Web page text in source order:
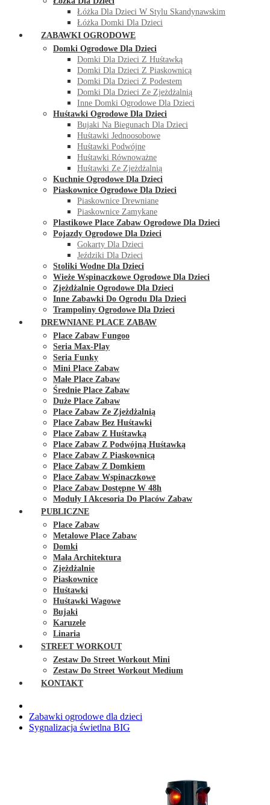
Łóżka Dla Dzieci W Stylu Skandynawskim
Łóżka Domki Dla Dzieci
ZABAWKI OGRODOWE
Domki Ogrodowe Dla Dzieci
Domki Dla Dzieci Z Huśtawką
Domki Dla Dzieci Z Piaskownicą
Domki Dla Dzieci Z Podestem
Domki Dla Dzieci Ze Zjeżdżalnią
Inne Domki Ogrodowe Dla Dzieci
Huśtawki Ogrodowe Dla Dzieci
Bujaki Na Biegunach Dla Dzieci
Huśtawki Jednoosobowe
Huśtawki Podwójne
Huśtawki Równoważne
Huśtawki Ze Zjeżdżalnią
Kuchnie Ogrodowe Dla Dzieci
Piaskownice Ogrodowe Dla Dzieci
Piaskownice Drewniane
Piaskownice Zamykane
Plastikowe Place Zabaw Ogrodowe Dla Dzieci
Pojazdy Ogrodowe Dla Dzieci
Gokarty Dla Dzieci
Jeździki Dla Dzieci
Stoliki Wodne Dla Dzieci
Wieże Wspinaczkowe Ogrodowe Dla Dzieci
Zjeżdżalnie Ogrodowe Dla Dzieci
Inne Zabawki Do Ogrodu Dla Dzieci
Trampoliny Ogrodowe Dla Dzieci
DREWNIANE PLACE ZABAW
Place Zabaw Fungoo
Seria Max-Play
Seria Funky
Mini Place Zabaw
Małe Place Zabaw
Średnie Place Zabaw
Duże Place Zabaw
Place Zabaw Ze Zjeżdżalnią
Place Zabaw Bez Huśtawki
Place Zabaw Z Huśtawką
Place Zabaw Z Podwójną Huśtawką
Place Zabaw Z Piaskownicą
Place Zabaw Z Domkiem
Place Zabaw Wspinaczkowe
Place Zabaw Dostępne W 48h
Moduły I Akcesoria Do Placów Zabaw
PUBLICZNE
Place Zabaw
Metalowe Place Zabaw
Domki
Mała Architektura
Zjeżdżalnie
Piaskownice
Huśtawki
Huśtawki Wagowe
Bujaki
Karuzele
Linaria
STREET WORKOUT
Zestaw Do Street Workout Mini
Zestaw Do Street Workout Medium
KONTAKT
Zabawki ogrodowe dla dzieci
Sygnalizacja świetlna BIG